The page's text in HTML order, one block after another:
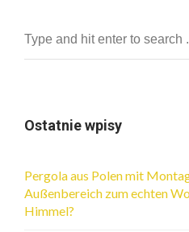
g
a
a
o
w
Ostatnie wpisy
Pergola aus Polen mit
Außenbereich zum echten
Himmel?